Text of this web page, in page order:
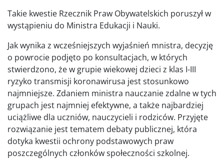
Takie kwestie Rzecznik Praw Obywatelskich poruszył w
wystąpieniu do Ministra Edukacji i Nauki.
Jak wynika z wcześniejszych wyjaśnień mnistra, decyzję
o powrocie podjęto po konsultacjach, w których
stwierdzono, że w grupie wiekowej dzieci z klas I-III
ryzyko transmisji koronawirusa jest stosunkowo
najmniejsze. Zdaniem ministra nauczanie zdalne w tych
grupach jest najmniej efektywne, a także najbardziej
uciążliwe dla uczniów, nauczycieli i rodziców. Przyjęte
rozwiązanie jest tematem debaty publicznej, która
dotyka kwestii ochrony podstawowych praw
poszczególnych członków społeczności szkolnej.